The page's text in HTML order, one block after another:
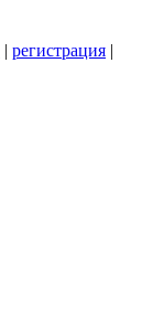
| регистрация |